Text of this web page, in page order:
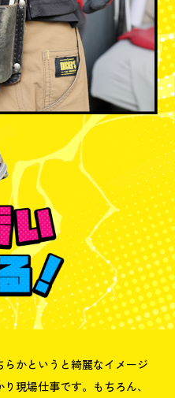
かというと綺麗なイメージ
現場仕事です。もちろん、